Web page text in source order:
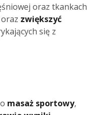
oraz tkankach
oraz zwiększyć
się z
masaż sportowy,